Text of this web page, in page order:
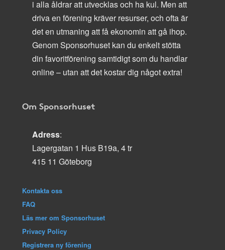
i alla åldrar att utvecklas och ha kul. Men att
driva en förening kräver resurser, och ofta är
det en utmaning att få ekonomin att gå ihop.
Genom Sponsorhuset kan du enkelt stötta
din favoritförening samtidigt som du handlar
online – utan att det kostar dig något extra!
Om Sponsorhuset
Adress:
Lagergatan 1 Hus B19a, 4 tr
415 11 Göteborg
Kontakta oss
FAQ
Läs mer om Sponsorhuset
Privacy Policy
Registrera ny förening